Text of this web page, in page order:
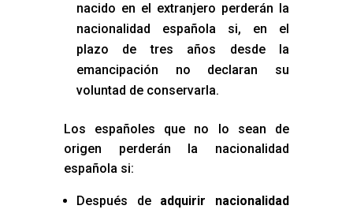
nacido en el extranjero perderán la
nacionalidad española si, en el
plazo de tres años desde la
emancipación no declaran su
voluntad de conservarla.
Los españoles que no lo sean de
origen perderán la nacionalidad
española si:
Después de adquirir nacionalidad